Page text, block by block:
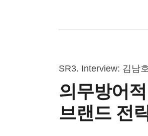
SR3. Interview: 김남
의무방어
브랜드 전